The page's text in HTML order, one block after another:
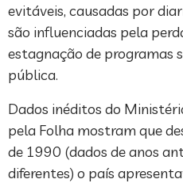
evitáveis, causadas por
são influenciadas pela
estagnação de programas
pública.
Dados inéditos do
pela Folha mostram que
de 1990 (dados de anos
diferentes) o país